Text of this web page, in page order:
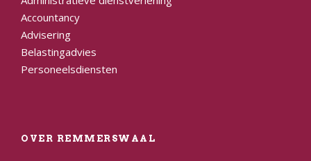
Accountancy
Advisering
Belastingadvies
Personeelsdiensten
OVER REMMERSWAAL